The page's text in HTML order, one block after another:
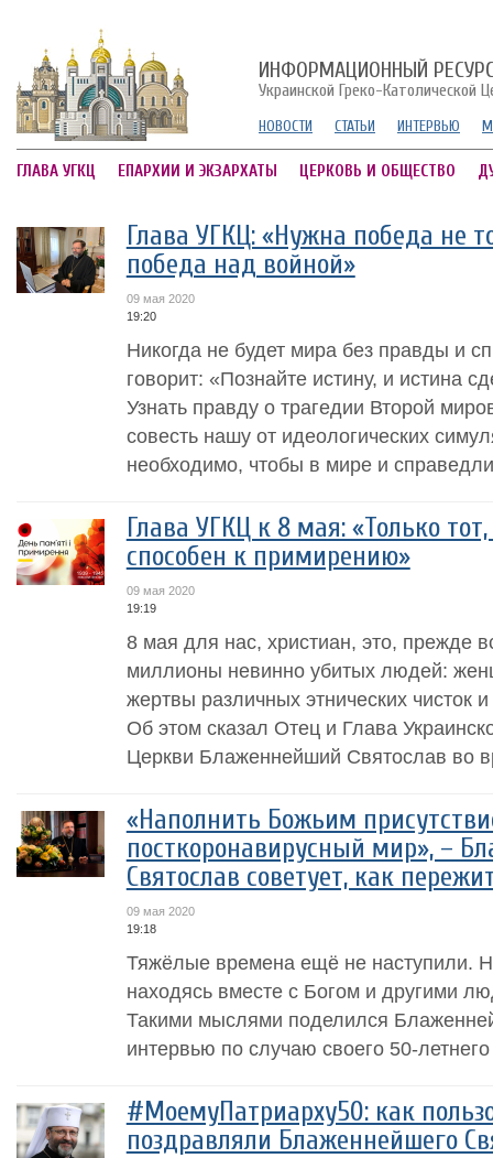
ИНФОРМАЦИОННЫЙ
Украинской Греко-Католической
НОВОСТИ СТАТЬИ ИНТЕРВЬЮ
ГЛАВА УГКЦ ЕПАРХИИ И ЭКЗАРХАТЫ ЦЕРКОВЬ И ОБЩЕСТВО
Глава УГКЦ: «Нужна победа не
победа над войной»
09 мая 2020
19:20
Никогда не будет мира без правды и
говорит: «Познайте истину, и истина
Узнать правду о трагедии Второй
совесть нашу от идеологических
необходимо, чтобы в мире и
Глава УГКЦ к 8 мая: «Только
способен к примирению»
09 мая 2020
19:19
8 мая для нас, христиан, это, прежде
миллионы невинно убитых людей:
жертвы различных этнических чисток
Об этом сказал Отец и Глава
Церкви Блаженнейший Святослав во
«Наполнить Божьим
посткоронавирусный мир», –
Святослав советует, как
09 мая 2020
19:18
Тяжёлые времена ещё не наступили.
находясь вместе с Богом и другими
Такими мыслями поделился
интервью по случаю своего 50-
#МоемуПатриарху50: как
поздравляли Блаженнейшего